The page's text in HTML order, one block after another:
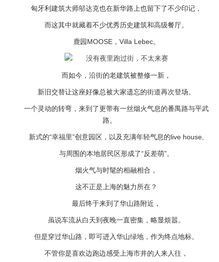
匈牙利建筑大师邬达克也在新华路上也留下了不少印记，
而这其中就藏着不少优秀历史建筑和高级餐厅。
鹿园MOOSE，Villa Lebec。
而如今，沿街的老建筑被整修一新，
新旧交替让这座好像总被大家遗忘的街道再次登场。
一个灵动的转弯，来到了更带有一丝烟火气息的番禺路与平武
路。
新式的“幸福里”创意园区，以及充满年轻气息的live house,
与周围的本地居民区形成了“反差萌”。
烟火气与时髦的相融相合，
这不正是上海的魅力所在？
最后终于来到了华山路附近，
虽说车流从白天到夜晚一直密集，略显烦嚣。
但是穿过华山路，即可进入华山绿地，作为终点地标。
不管你是喜欢边跑边感受上海市井的人来人往，